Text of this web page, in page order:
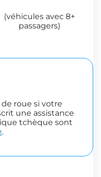
(véhicules avec 8+
passagers)
roue si votre
une assistance
tchèque sont
.